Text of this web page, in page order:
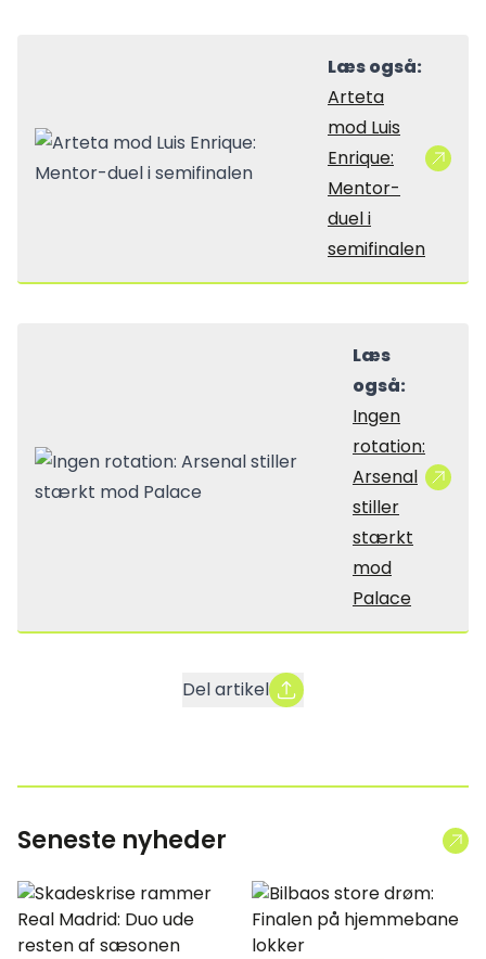
Læs også:
Arteta
mod Luis
Enrique:
Mentor-
duel i
semifinalen
Læs
også:
Ingen
rotation:
Arsenal
stiller
stærkt
mod
Palace
Del artikel
Seneste nyheder